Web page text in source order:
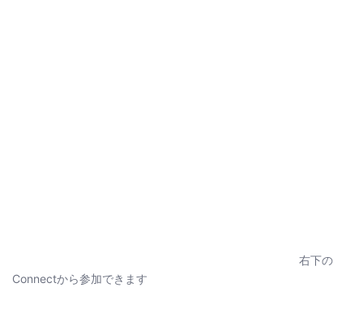
右下の
Connectから参加できます